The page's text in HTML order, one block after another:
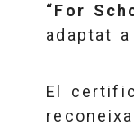
“For
adaptat
El